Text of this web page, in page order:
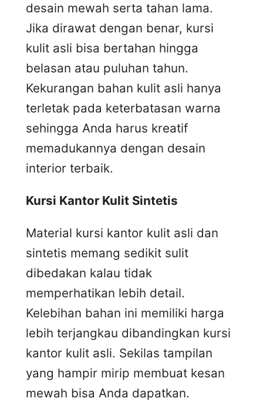
desain mewah serta tahan lama.
Jika dirawat dengan benar, kursi
kulit asli bisa bertahan hingga
belasan atau puluhan tahun.
Kekurangan bahan kulit asli hanya
terletak pada keterbatasan warna
sehingga Anda harus kreatif
memadukannya dengan desain
interior terbaik.
Kursi Kantor Kulit Sintetis
Material kursi kantor kulit asli dan
sintetis memang sedikit sulit
dibedakan kalau tidak
memperhatikan lebih detail.
Kelebihan bahan ini memiliki harga
lebih terjangkau dibandingkan kursi
kantor kulit asli. Sekilas tampilan
yang hampir mirip membuat kesan
mewah bisa Anda dapatkan.